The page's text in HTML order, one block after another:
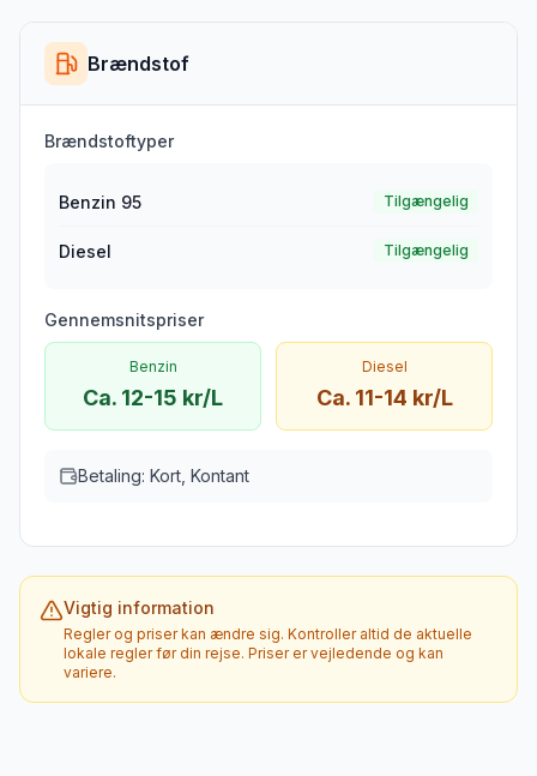
Brændstof
Brændstoftyper
Benzin 95 Tilgængelig
Diesel Tilgængelig
Gennemsnitspriser
Benzin
Ca. 12-15 kr/L
Diesel
Ca. 11-14 kr/L
Betaling: Kort, Kontant
Vigtig information
Regler og priser kan ændre sig. Kontroller altid de aktuelle
lokale regler før din rejse. Priser er vejledende og kan
variere.